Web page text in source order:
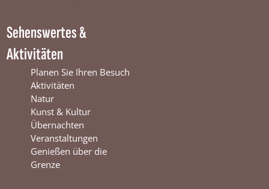
n
t
e
t
e
r
s
w
i
j
k
i
t
e
r
s
w
i
j
k
Sehenswertes &
Aktivitäten
Planen Sie Ihren Besuch
Aktivitäten
Natur
Kunst & Kultur
Übernachten
Veranstaltungen
Genießen über die
Grenze